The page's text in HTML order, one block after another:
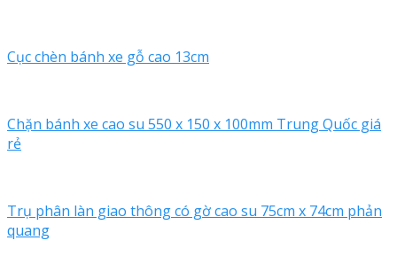
Cục chèn bánh xe gỗ cao 13cm
Chặn bánh xe cao su 550 x 150 x 100mm Trung Quốc giá
rẻ
Trụ phân làn giao thông có gờ cao su 75cm x 74cm phản
quang